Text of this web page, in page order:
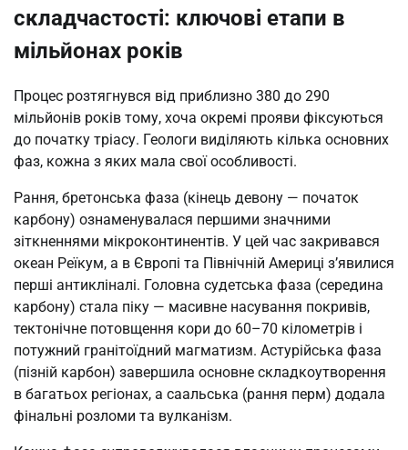
складчастості: ключові етапи в
мільйонах років
Процес розтягнувся від приблизно 380 до 290
мільйонів років тому, хоча окремі прояви фіксуються
до початку тріасу. Геологи виділяють кілька основних
фаз, кожна з яких мала свої особливості.
Рання, бретонська фаза (кінець девону — початок
карбону) ознаменувалася першими значними
зіткненнями мікроконтинентів. У цей час закривався
океан Реїкум, а в Європі та Північній Америці з’явилися
перші антикліналі. Головна судетська фаза (середина
карбону) стала піку — масивне насування покривів,
тектонічне потовщення кори до 60–70 кілометрів і
потужний гранітоїдний магматизм. Астурійська фаза
(пізній карбон) завершила основне складкоутворення
в багатьох регіонах, а саальська (рання перм) додала
фінальні розломи та вулканізм.